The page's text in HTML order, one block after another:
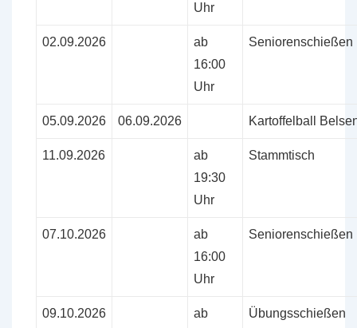
Uhr
02.09.2026
ab
16:00
Uhr
Seniorenschießen
05.09.2026 06.09.2026 Kartoffelball
11.09.2026
ab
19:30
Uhr
Stammtisch
07.10.2026
ab
16:00
Uhr
Seniorenschießen
09.10.2026
ab
Übungsschießen